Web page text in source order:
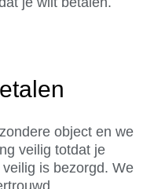
object en we
veilig totdat je
is bezorgd. We